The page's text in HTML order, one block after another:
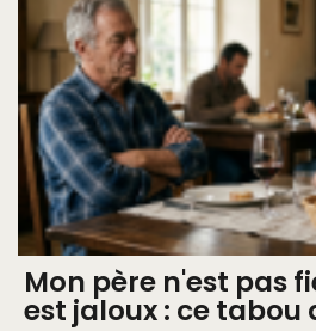
Mon père n'est pas
est jaloux : ce